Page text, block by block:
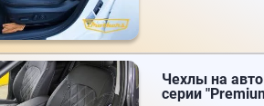
Чехлы на
серии